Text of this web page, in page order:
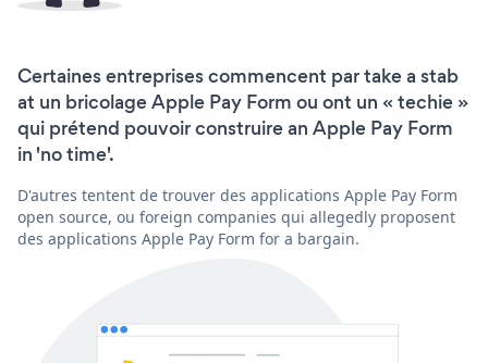
Certaines entreprises commencent par take a stab
at un bricolage Apple Pay Form ou ont un « techie »
qui prétend pouvoir construire an Apple Pay Form
in 'no time'.
D'autres tentent de trouver des applications Apple Pay Form
open source, ou foreign companies qui allegedly proposent
des applications Apple Pay Form for a bargain.